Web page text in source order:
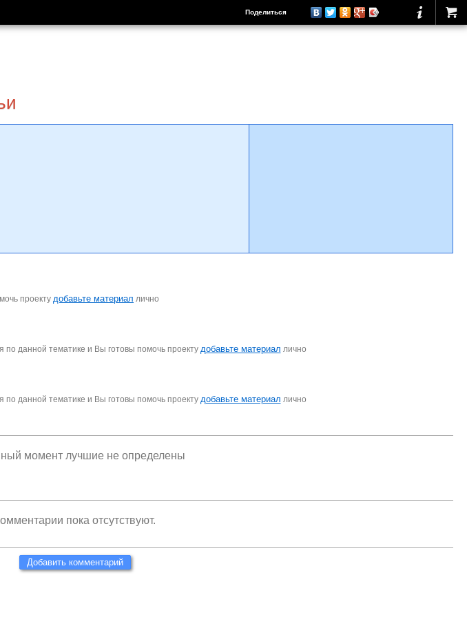
Поделиться
проекту добавьте материал лично
данной тематике и Вы готовы помочь проекту добавьте материал лично
данной тематике и Вы готовы помочь проекту добавьте материал лично
момент лучшие не определены
пока отсутствуют.
Добавить комментарий